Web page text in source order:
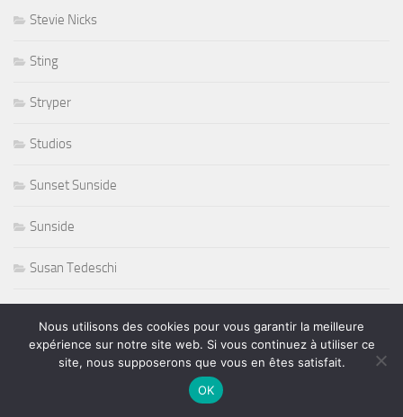
Stevie Nicks
Sting
Stryper
Studios
Sunset Sunside
Sunside
Susan Tedeschi
Ted Curson
télevision
Nous utilisons des cookies pour vous garantir la meilleure
expérience sur notre site web. Si vous continuez à utiliser ce
site, nous supposerons que vous en êtes satisfait.
OK